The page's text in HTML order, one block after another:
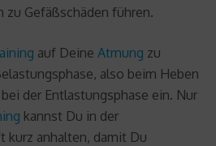
zu Gefäßschäden führen.
auf Deine Atmung zu
also beim Heben
der Entlastungsphase ein. Nur
kannst Du in der
kurz anhalten, damit Du